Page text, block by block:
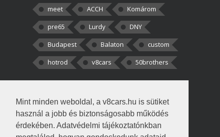
Mint minden weboldal, a v8cars.hu is sütiket
használ a jobb és biztonságosabb működés
érdekében. Adatvédelmi tájékoztatónkban
meet ACCH
Komárom
pre65
Lurdy
DNY
Budapest
Balaton
custom
hotrod
v8cars 50brothers
kortisz:Elszúrtam! Én csak két
darabbaal számoltam. Nem tudtam, hogy fél autót,